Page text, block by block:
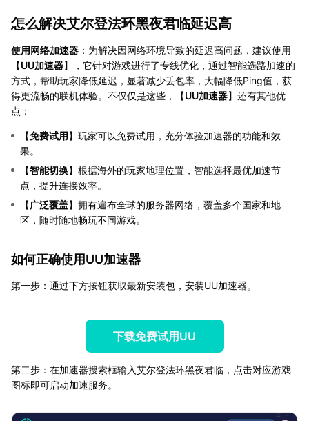
怎么解决艾尔登法环黑夜君临延迟高
使用网络加速器 ：为解决因网络环境导致的延迟高问题，建议使用
【UU加速器】，它针对游戏进行了专线优化，通过智能选路加速的
方式，帮助玩家降低延迟，显著减少丢包率，大幅降低Ping值，获
得更流畅的联机体验。不仅仅是这些，【UU加速器】还有其他优
点：
【免费试用】玩家可以免费试用，充分体验加速器的功能和效
果。
【智能切换】根据海外的玩家地理位置，智能选择最优加速节
点，提升连接效率。
【广泛覆盖】拥有遍布全球的服务器网络，覆盖多个国家和地
区，随时随地畅玩不同游戏。
如何正确使用UU加速器
第一步：通过下方按钮获取最新安装包，安装UU加速器。
下载免费试用UU
第二步：在加速器搜索框输入艾尔登法环黑夜君临，点击对应游戏
图标即可启动加速服务。